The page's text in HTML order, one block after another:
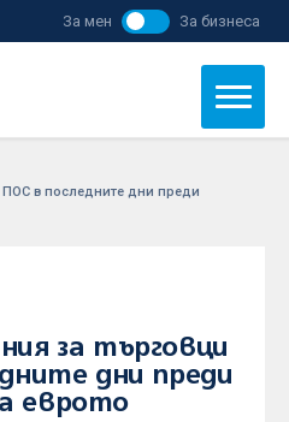
За мен За бизнеса
ПОС в последните дни преди
за търговци
дни преди
еврото